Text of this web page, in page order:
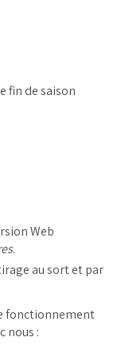
fin de saison
Web
.
au sort et par
fonctionnement
nous :